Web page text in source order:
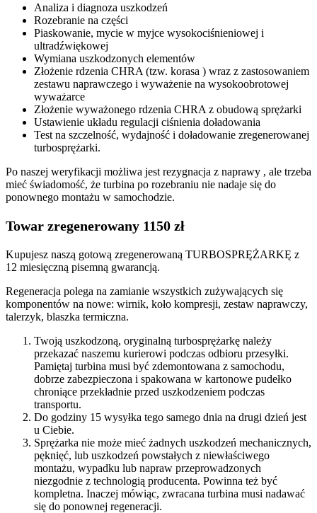
Analiza i diagnoza uszkodzeń
Rozebranie na części
Piaskowanie, mycie w myjce wysokociśnieniowej i
ultradźwiękowej
Wymiana uszkodzonych elementów
Złożenie rdzenia CHRA (tzw. korasa ) wraz z zastosowaniem
zestawu naprawczego i wyważenie na wysokoobrotowej
wyważarce
Złożenie wyważonego rdzenia CHRA z obudową sprężarki
Ustawienie układu regulacji ciśnienia doładowania
Test na szczelność, wydajność i doładowanie zregenerowanej
turbosprężarki.
Po naszej weryfikacji możliwa jest rezygnacja z naprawy , ale trzeba
mieć świadomość, że turbina po rozebraniu nie nadaje się do
ponownego montażu w samochodzie.
Towar zregenerowany 1150 zł
Kupujesz naszą gotową zregenerowaną TURBOSPRĘŻARKĘ z
12 miesięczną pisemną gwarancją.
Regeneracja polega na zamianie wszystkich zużywających się
komponentów na nowe: wirnik, koło kompresji, zestaw naprawczy,
talerzyk, blaszka termiczna.
Twoją uszkodzoną, oryginalną turbosprężarkę należy
przekazać naszemu kurierowi podczas odbioru przesyłki.
Pamiętaj turbina musi być zdemontowana z samochodu,
dobrze zabezpieczona i spakowana w kartonowe pudełko
chroniące przekładnie przed uszkodzeniem podczas
transportu.
Do godziny 15 wysyłka tego samego dnia na drugi dzień jest
u Ciebie.
Sprężarka nie może mieć żadnych uszkodzeń mechanicznych,
pęknięć, lub uszkodzeń powstałych z niewłaściwego
montażu, wypadku lub napraw przeprowadzonych
niezgodnie z technologią producenta. Powinna też być
kompletna. Inaczej mówiąc, zwracana turbina musi nadawać
się do ponownej regeneracji.